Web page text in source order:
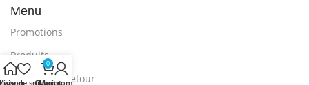
Menu
Promotions
Produits
Livraison et retour
de souhaits
0
Chariot
Mon compte